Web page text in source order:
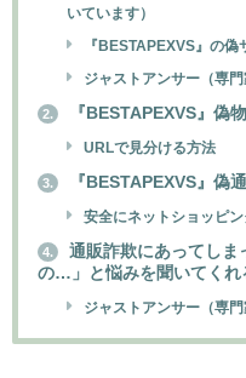
いています）
『BESTAPEXVS』の偽
ジャストアンサー（専
2. 『BESTAPEXVS』偽
URLで見分ける方法
3. 『BESTAPEXVS』偽
安全にネットショッピ
4.
通販詐欺にあってしま
の…」と悩みを聞いてくれ
ジャストアンサー（専